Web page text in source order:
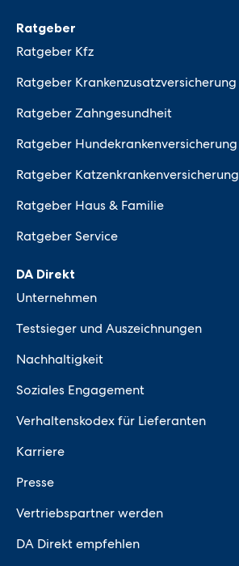
Ratgeber
Ratgeber Kfz
Ratgeber Krankenzusatzversicherung
Ratgeber Zahngesundheit
Ratgeber Hundekrankenversicherung
Ratgeber Katzenkrankenversicherung
Ratgeber Haus & Familie
Ratgeber Service
DA Direkt
Unternehmen
Testsieger und Auszeichnungen
Nachhaltigkeit
Soziales Engagement
Verhaltenskodex für Lieferanten
Karriere
Presse
Vertriebspartner werden
DA Direkt empfehlen